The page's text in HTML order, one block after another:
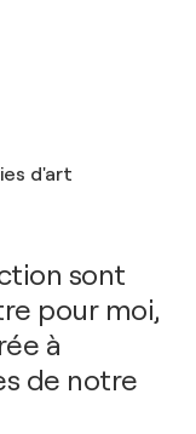
d'art
sont
pour moi,
à
de notre